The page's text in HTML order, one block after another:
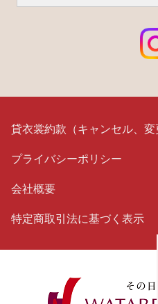
貸衣裳約款（キャンセル、変
プライバシーポリシー
会社概要
特定商取引法に基づく表示